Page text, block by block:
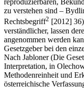
reproduzierbaren,
zu verstehen sind –
Rechtsbegriff2 [2012]
verständlicher, lassen
angenommen werden
Gesetzgeber bei den
Nach Jabloner(Die
Interpretation, in
Methodenreinheit und
österreichische